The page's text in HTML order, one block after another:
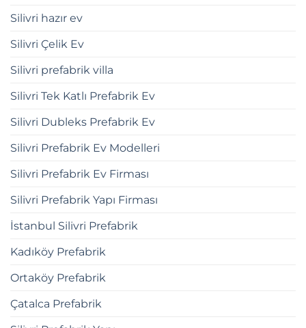
Silivri hazır ev
Silivri Çelik Ev
Silivri prefabrik villa
Silivri Tek Katlı Prefabrik Ev
Silivri Dubleks Prefabrik Ev
Silivri Prefabrik Ev Modelleri
Silivri Prefabrik Ev Firması
Silivri Prefabrik Yapı Firması
İstanbul Silivri Prefabrik
Kadıköy Prefabrik
Ortaköy Prefabrik
Çatalca Prefabrik